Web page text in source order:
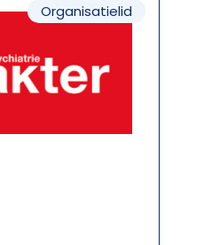
Organisatielid